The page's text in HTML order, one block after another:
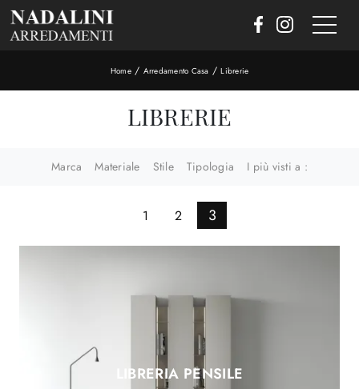
Home/ Arredamento Casa /Librerie
LIBRERIE
Marca Materiale Stile Tipologia I più visti a :
1 2 3
LIBRERIA PENSILE